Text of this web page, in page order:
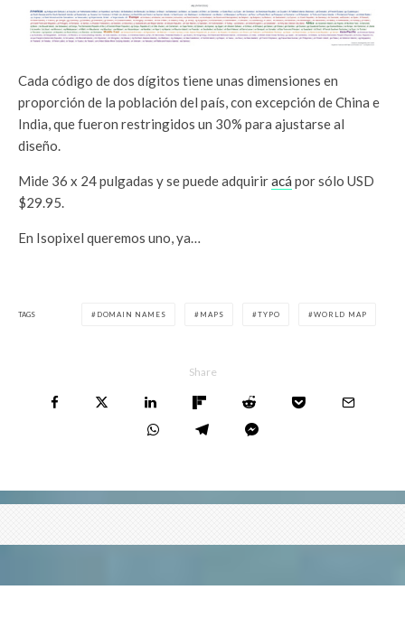
Cada código de dos dígitos tiene unas dimensiones en
proporción de la población del país, con excepción de China e
India, que fueron restringidos un 30% para ajustarse al
diseño.
Mide 36 x 24 pulgadas y se puede adquiriracá por sólo USD
$29.95.
En Isopixel queremos uno, ya…
TAGS DOMAIN NAMES MAPS TYPO WORLD MAP
Share